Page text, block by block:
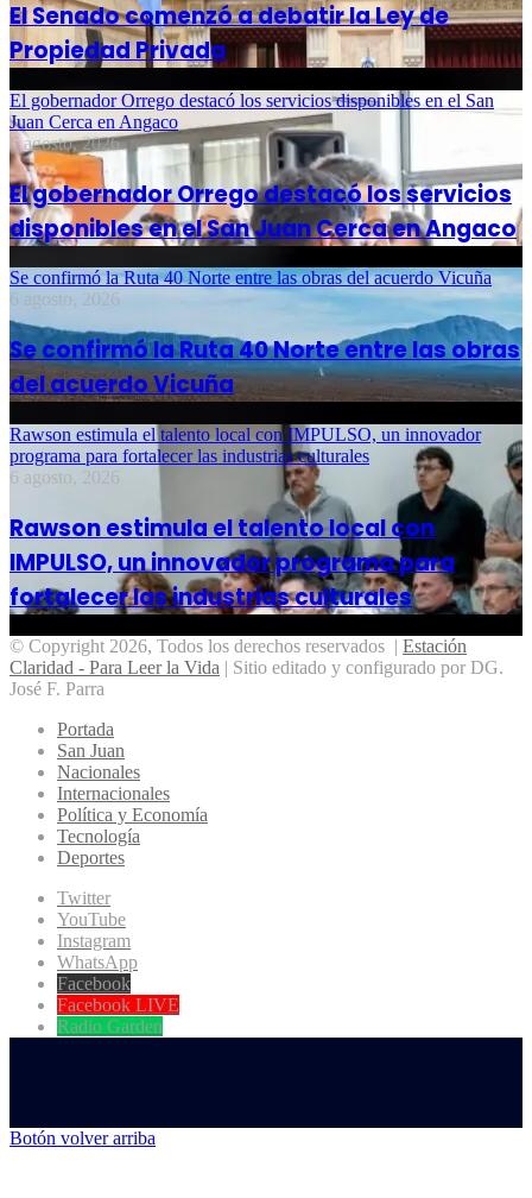
El Senado comenzó a debatir la Ley de
Propiedad Privada
El gobernador Orrego destacó los servicios disponibles en el San
Juan Cerca en Angaco
6 agosto, 2026
El gobernador Orrego destacó los servicios
disponibles en el San Juan Cerca en Angaco
Se confirmó la Ruta 40 Norte entre las obras del acuerdo Vicuña
6 agosto, 2026
Se confirmó la Ruta 40 Norte entre las obras
del acuerdo Vicuña
Rawson estimula el talento local con IMPULSO, un innovador
programa para fortalecer las industrias culturales
6 agosto, 2026
Rawson estimula el talento local con
IMPULSO, un innovador programa para
fortalecer las industrias culturales
© Copyright 2026, Todos los derechos reservados | Estación
Claridad - Para Leer la Vida | Sitio editado y configurado por DG.
José F. Parra
Portada
San Juan
Nacionales
Internacionales
Política y Economía
Tecnología
Deportes
Twitter
YouTube
Instagram
WhatsApp
Facebook
Facebook LIVE
Radio Garden
Botón volver arriba